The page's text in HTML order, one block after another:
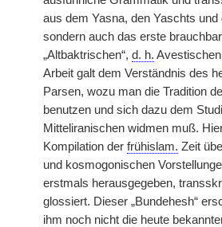
aus dem Yasna, den Yaschts und
sondern auch das erste
„Altbaktrischen“, d. h.
Arbeit galt dem Verständnis des
Parsen, wozu man die Tradition
benutzen und sich dazu dem
Mitteliranischen widmen muß.
Kompilation der frühislam. Zeit
und kosmogonischen
erstmals herausgegeben,
glossiert. Dieser „Bundehesh“
ihm noch nicht die heute